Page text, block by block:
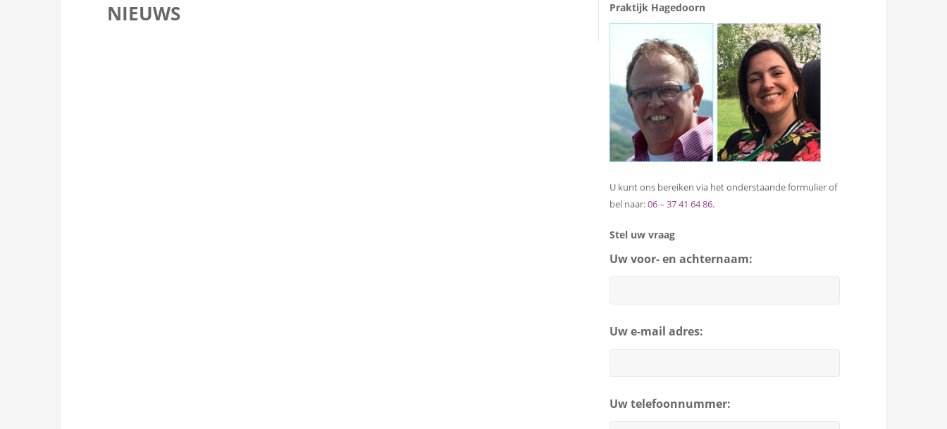
NIEUWS Praktijk Hagedoorn
U kunt ons bereiken via het onderstaande formulier of
bel naar:06 – 37 41 64 86.
Stel uw vraag
Uw voor- en achternaam:
Uw e-mail adres:
Uw telefoonnummer: